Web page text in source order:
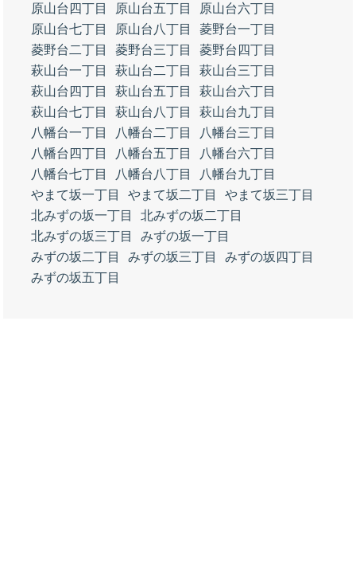
原山台四丁目
原山台五丁目
原山台六丁目
原山台七丁目
原山台八丁目
菱野台一丁目
菱野台二丁目
菱野台三丁目
菱野台四丁目
萩山台一丁目
萩山台二丁目
萩山台三丁目
萩山台四丁目
萩山台五丁目
萩山台六丁目
萩山台七丁目
萩山台八丁目
萩山台九丁目
八幡台一丁目
八幡台二丁目
八幡台三丁目
八幡台四丁目
八幡台五丁目
八幡台六丁目
八幡台七丁目
八幡台八丁目
八幡台九丁目
やまて坂一丁目
やまて坂二丁目
やまて坂三丁目
北みずの坂一丁目
北みずの坂二丁目
北みずの坂三丁目
みずの坂一丁目
みずの坂二丁目
みずの坂三丁目
みずの坂四丁目
みずの坂五丁目